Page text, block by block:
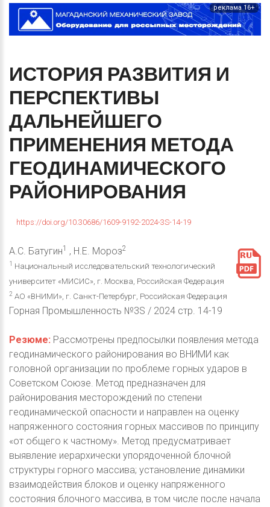
реклама 16+
ИСТОРИЯ РАЗВИТИЯ И
ПЕРСПЕКТИВЫ
ДАЛЬНЕЙШЕГО
ПРИМЕНЕНИЯ МЕТОДА
ГЕОДИНАМИЧЕСКОГО
РАЙОНИРОВАНИЯ
https://doi.org/10.30686/1609-9192-2024-3S-14-19
А.С. Батугин1 , Н.Е. Мороз2
1
Национальный исследовательский технологический
университет «МИСИС», г. Москва, Российская Федерация
2 АО «ВНИМИ», г. Санкт-Петербург, Российская Федерация
Горная Промышленность №3S / 2024 стр. 14-19
Резюме: Рассмотрены предпосылки появления метода
геодинамического районирования во ВНИМИ как
головной организации по проблеме горных ударов в
Советском Союзе. Метод предназначен для
районирования месторождений по степени
геодинамической опасности и направлен на оценку
напряженного состояния горных массивов по принципу
«от общего к частному». Метод предусматривает
выявление иерархически упорядоченной блочной
структуры горного массива; установление динамики
взаимодействия блоков и оценку напряженного
состояния блочного массива, в том числе после начала